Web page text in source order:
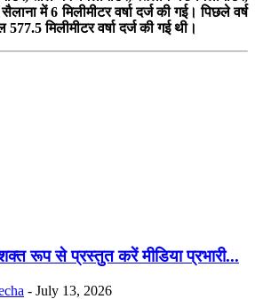
में 6 मिलीमीटर वर्षा दर्ज की गई। पिछले वर्ष
मिलीमीटर वर्षा दर्ज की गई थी।
रूप से प्रस्तुत करें मीडिया प्रभारी...
- July 13, 2026